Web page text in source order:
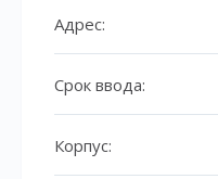
Адрес:
Срок ввода:
Корпус: